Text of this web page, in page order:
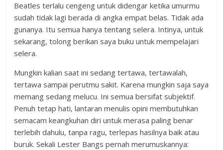
Beatles terlalu cengeng untuk didengar ketika umurmu
sudah tidak lagi berada di angka empat belas. Tidak ada
gunanya. Itu semua hanya tentang selera. Intinya, untuk
sekarang, tolong berikan saya buku untuk mempelajari
selera.
Mungkin kalian saat ini sedang tertawa, tertawalah,
tertawa sampai perutmu sakit. Karena mungkin saja saya
memang sedang melucu. Ini semua bersifat subjektif.
Penuh tetap hati, lantaran menulis opini membutuhkan
semacam keangkuhan diri untuk merasa paling benar
terlebih dahulu, tanpa ragu, terlepas hasilnya baik atau
buruk. Sekali Lester Bangs pernah merumuskannya: